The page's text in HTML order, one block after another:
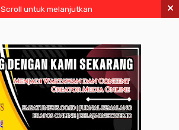
Scroll untuk melanjutkan ×